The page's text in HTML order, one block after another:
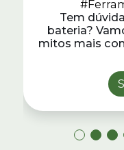
Tem
bateria?
mitos mais